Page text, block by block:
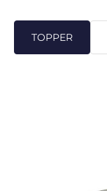
TOPPER